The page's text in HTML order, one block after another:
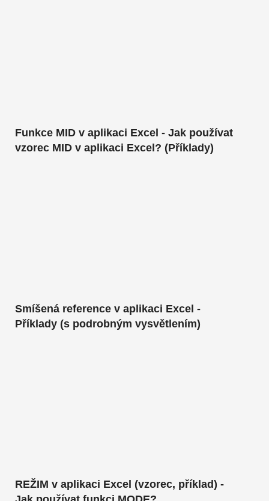
Funkce MID v aplikaci Excel - Jak používat
vzorec MID v aplikaci Excel? (Příklady)
Smíšená reference v aplikaci Excel -
Příklady (s podrobným vysvětlením)
REŽIM v aplikaci Excel (vzorec, příklad) -